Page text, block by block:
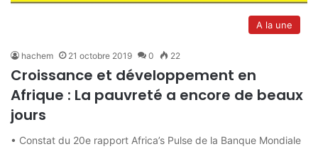
A la une
hachem 21 octobre 2019 0 22
Croissance et développement en
Afrique : La pauvreté a encore de beaux
jours
• Constat du 20e rapport Africa’s Pulse de la Banque Mondiale